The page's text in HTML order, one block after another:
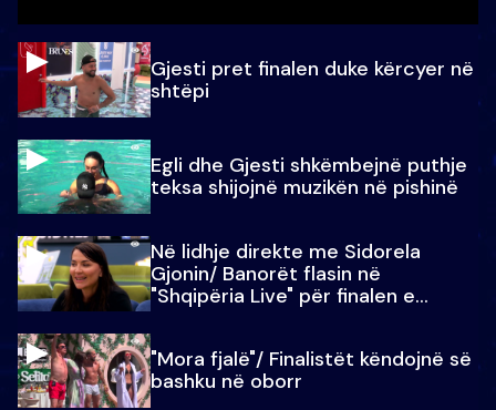
Gjesti pret finalen duke kërcyer në
shtëpi
Egli dhe Gjesti shkëmbejnë puthje
teksa shijojnë muzikën në pishinë
Në lidhje direkte me Sidorela
Gjonin/ Banorët flasin në
"Shqipëria Live" për finalen e
"Mora fjalë"/ Finalistët këndojnë së
bashku në oborr